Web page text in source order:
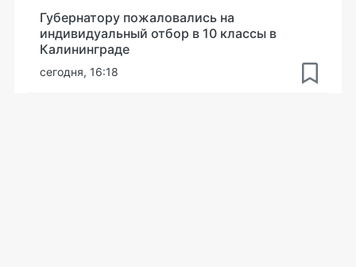
Губернатору пожаловались на
индивидуальный отбор в 10 классы в
Калининграде
сегодня, 16:18